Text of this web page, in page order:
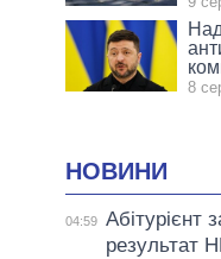
8
НОВИНИ
04:59 Абітурієнт
результат